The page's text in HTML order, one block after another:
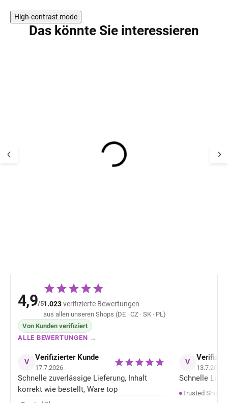
High-contrast mode
Das könnte Sie interessieren
4,9/51.023verifizierte Bewertungen
aus allen unseren Shops (DE · CZ · SK · PL)
Von Kunden verifiziert
ALLE BEWERTUNGEN →
V Verifizierter Kunde
17.7.2026
Schnelle zuverlässige Lieferung, Inhalt
korrekt wie bestellt, Ware top
V
13.7.2026
Schnelle
Trusted Shops